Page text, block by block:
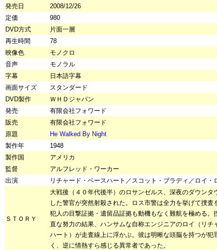
発売日
2008/12/26
定価
980
DVD方式
片面一層
再生時間
78
映像色
モノクロ
音声
モノラル
字幕
日本語字幕
画面サイズ
スタンダード
DVD製作
ＷＨＤジャパン
発売
有限会社フォワード
販売
有限会社フォワード
原題
He Walked By Night
製作年
1948
製作国
アメリカ
監督
アルフレッド・ワーカー
出演
リチャード・ベースハート／スコット・ブラディ／ロイ・
ＳＴＯＲＹ
大戦後（４０年代後半）のロサンゼルス、深夜のダウンタ
した警官が突然射殺された。ロス市警は全力を挙げて捜査
犯人の目撃証拠・遺留品証拠も動機もなく難航を極める。
直な努力の結果、ハンサムな自称エンジニアのロイ（リチ
ハート）が走査線上に浮かぶ。彼は明晰な頭脳を持つが犯
く、逆に情熱すら感じる異常者であった。